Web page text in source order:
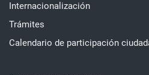
Internacionalización
Trámites
Calendario de participación